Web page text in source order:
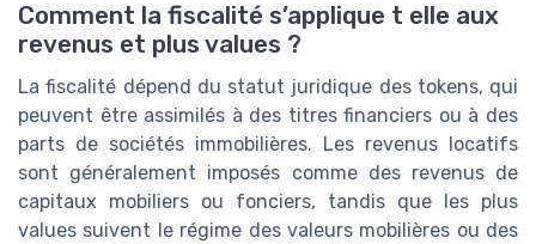
Comment la fiscalité s’applique t elle aux
revenus et plus values ?
La fiscalité dépend du statut juridique des tokens, qui
peuvent être assimilés à des titres financiers ou à des
parts de sociétés immobilières. Les revenus locatifs
sont généralement imposés comme des revenus de
capitaux mobiliers ou fonciers, tandis que les plus
values suivent le régime des valeurs mobilières ou des